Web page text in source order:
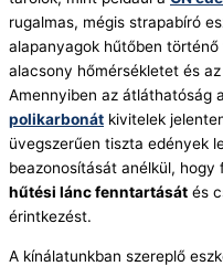
rugalmas, mégis strapabíró
alapanyagok hűtőben
alacsony hőmérsékletet és
Amennyiben az átláthatóság
polikarbonát kivitelek
üvegszerűen tiszta edények
beazonosítását anélkül,
hűtési lánc fenntartását és
érintkezést.
A kínálatunkban szereplő